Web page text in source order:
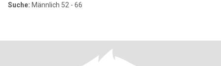
Suche: Männlich 52 - 66